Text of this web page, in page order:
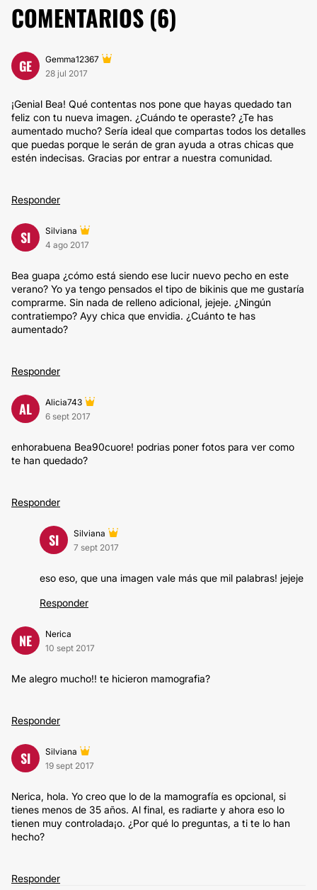
COMENTARIOS (6)
GE
Gemma12367
28 jul 2017
¡Genial Bea! Qué contentas nos pone que hayas quedado tan
feliz con tu nueva imagen. ¿Cuándo te operaste? ¿Te has
aumentado mucho? Sería ideal que compartas todos los detalles
que puedas porque le serán de gran ayuda a otras chicas que
estén indecisas. Gracias por entrar a nuestra comunidad.
Responder
SI
Silviana
4 ago 2017
Bea guapa ¿cómo está siendo ese lucir nuevo pecho en este
verano? Yo ya tengo pensados el tipo de bikinis que me gustaría
comprarme. Sin nada de relleno adicional, jejeje. ¿Ningún
contratiempo? Ayy chica que envidia. ¿Cuánto te has
aumentado?
Responder
AL
Alicia743
6 sept 2017
enhorabuena Bea90cuore! podrias poner fotos para ver como
te han quedado?
Responder
SI
Silviana
7 sept 2017
eso eso, que una imagen vale más que mil palabras! jejeje
Responder
NE
Nerica
10 sept 2017
Me alegro mucho!! te hicieron mamografia?
Responder
SI
Silviana
19 sept 2017
Nerica, hola. Yo creo que lo de la mamografía es opcional, si
tienes menos de 35 años. Al final, es radiarte y ahora eso lo
tienen muy controlada¡o. ¿Por qué lo preguntas, a ti te lo han
hecho?
Responder